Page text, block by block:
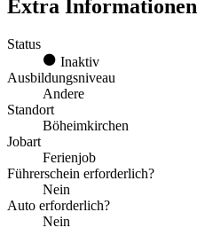
Extra Informationen
Status
Inaktiv
Ausbildungsniveau
Andere
Standort
Böheimkirchen
Jobart
Ferienjob
Führerschein erforderlich?
Nein
Auto erforderlich?
Nein